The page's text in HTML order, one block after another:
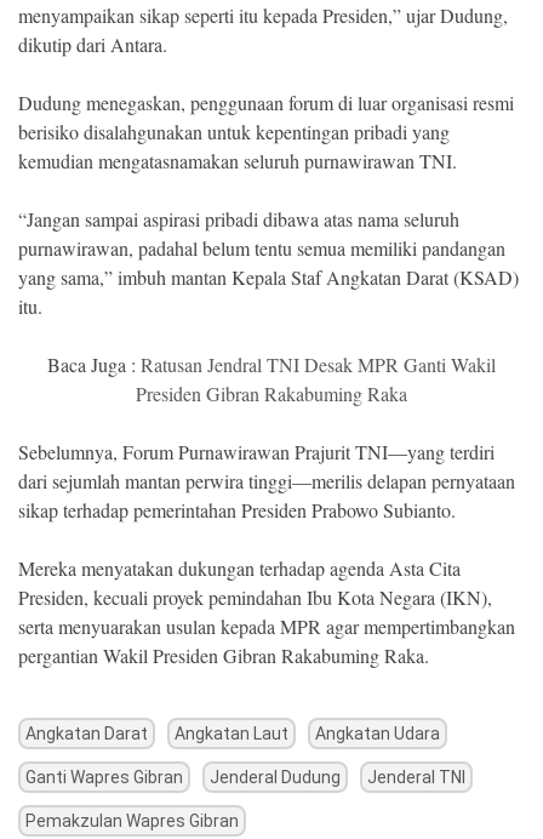
menyampaikan sikap seperti itu kepada Presiden,” ujar Dudung,
dikutip dari Antara.
Dudung menegaskan, penggunaan forum di luar organisasi resmi
berisiko disalahgunakan untuk kepentingan pribadi yang
kemudian mengatasnamakan seluruh purnawirawan TNI.
“Jangan sampai aspirasi pribadi dibawa atas nama seluruh
purnawirawan, padahal belum tentu semua memiliki pandangan
yang sama,” imbuh mantan Kepala Staf Angkatan Darat (KSAD)
itu.
Baca Juga : Ratusan Jendral TNI Desak MPR Ganti Wakil
Presiden Gibran Rakabuming Raka
Sebelumnya, Forum Purnawirawan Prajurit TNI—yang terdiri
dari sejumlah mantan perwira tinggi—merilis delapan pernyataan
sikap terhadap pemerintahan Presiden Prabowo Subianto.
Mereka menyatakan dukungan terhadap agenda Asta Cita
Presiden, kecuali proyek pemindahan Ibu Kota Negara (IKN),
serta menyuarakan usulan kepada MPR agar mempertimbangkan
pergantian Wakil Presiden Gibran Rakabuming Raka.
Angkatan Darat Angkatan Laut Angkatan Udara
Ganti Wapres Gibran Jenderal Dudung Jenderal TNI
Pemakzulan Wapres Gibran